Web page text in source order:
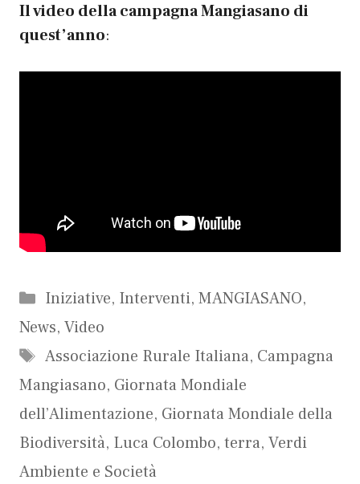
Il video della campagna Mangiasano di
quest’anno:
Categorie
Iniziative, Interventi, MANGIASANO,
News, Video
Tag
Associazione Rurale Italiana, Campagna
Mangiasano, Giornata Mondiale
dell’Alimentazione, Giornata Mondiale della
Biodiversità, Luca Colombo, terra, Verdi
Ambiente e Società